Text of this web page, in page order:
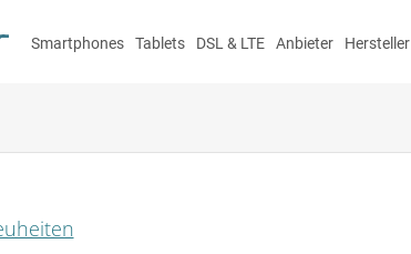
Smartphones Tablets DSL & LTE Anbieter Hersteller